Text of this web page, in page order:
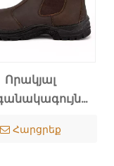
Որակյալ
Հարցրեք